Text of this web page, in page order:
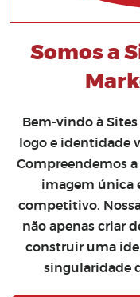
Somos a
Bem-vindo à
logo e identidade
Compreendemos
imagem única
competitivo.
não apenas criar
construir uma
singularidade